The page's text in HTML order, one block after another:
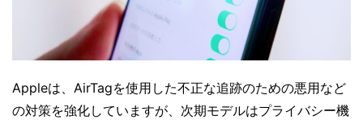
Appleは、AirTagを使用した不正な追跡のための悪用など
の対策を強化していますが、次期モデルはプライバシー機